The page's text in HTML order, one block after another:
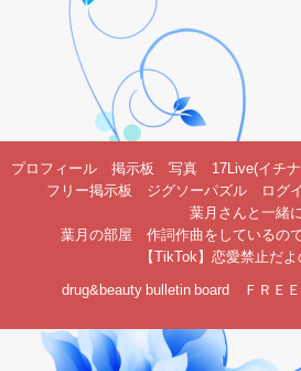
プロフィール 掲示板 写真 17Live(イチナ
フリー掲示板
ジグソーパズル ログ
葉月さんと一緒に
葉月の部屋 作詞作曲をしているの
【TikTok】恋愛禁止だ
drug&beauty bulletin board ＦＲＥＥ